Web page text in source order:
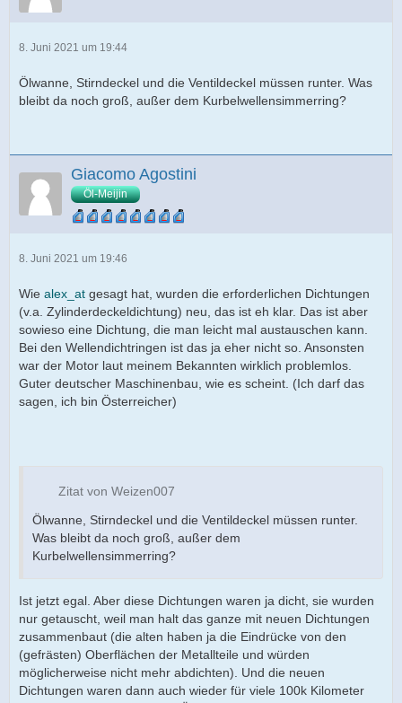
8. Juni 2021 um 19:44
Ölwanne, Stirndeckel und die Ventildeckel müssen runter. Was
bleibt da noch groß, außer dem Kurbelwellensimmerring?
Giacomo Agostini
Öl-Meijin
8. Juni 2021 um 19:46
Wie alex_at gesagt hat, wurden die erforderlichen Dichtungen
(v.a. Zylinderdeckeldichtung) neu, das ist eh klar. Das ist aber
sowieso eine Dichtung, die man leicht mal austauschen kann.
Bei den Wellendichtringen ist das ja eher nicht so. Ansonsten
war der Motor laut meinem Bekannten wirklich problemlos.
Guter deutscher Maschinenbau, wie es scheint. (Ich darf das
sagen, ich bin Österreicher)
Zitat von Weizen007
Ölwanne, Stirndeckel und die Ventildeckel müssen runter.
Was bleibt da noch groß, außer dem
Kurbelwellensimmerring?
Ist jetzt egal. Aber diese Dichtungen waren ja dicht, sie wurden
nur getauscht, weil man halt das ganze mit neuen Dichtungen
zusammenbaut (die alten haben ja die Eindrücke von den
(gefrästen) Oberflächen der Metallteile und würden
möglicherweise nicht mehr abdichten). Und die neuen
Dichtungen waren dann auch wieder für viele 100k Kilometer